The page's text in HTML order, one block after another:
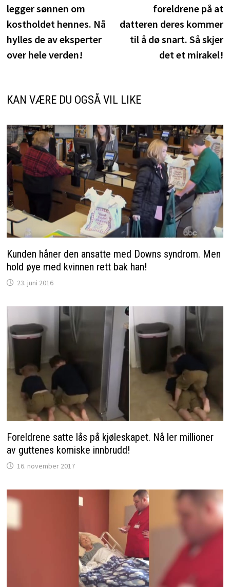
legger sønnen om
kostholdet hennes. Nå
hylles de av eksperter
over hele verden!
foreldrene på at
datteren deres kommer
til å dø snart. Så skjer
det et mirakel!
KAN VÆRE DU OGSÅ VIL LIKE
Kunden håner den ansatte med Downs syndrom. Men
hold øye med kvinnen rett bak han!
23. juni 2016
Foreldrene satte lås på kjøleskapet. Nå ler millioner
av guttenes komiske innbrudd!
16. november 2017